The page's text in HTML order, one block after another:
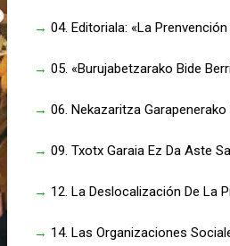
→ 04. Editoriala: «La
→ 05. «Burujabetzarako Bide
→ 06. Nekazaritza
→ 09. Txotx Garaia Ez Da Aste
→ 12. La Deslocalización De La
→ 14. Las Organizaciones